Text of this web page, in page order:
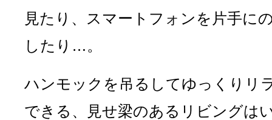
見たり、スマートフォンを片手に
したり…。
ハンモックを吊るしてゆっくりリ
できる、見せ梁のあるリビングは